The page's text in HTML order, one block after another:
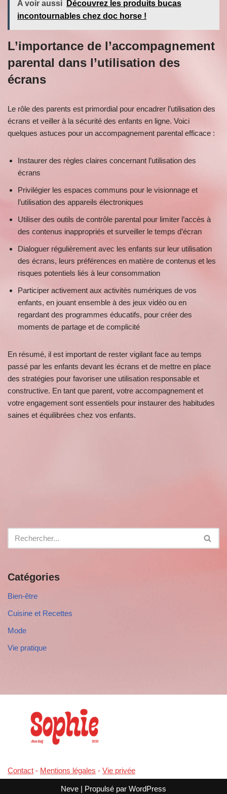
A voir aussi
Découvrez les produits bucas
incontournables chez doc horse !
L’importance de l’accompagnement
parental dans l’utilisation des
écrans
Le rôle des parents est primordial pour encadrer l’utilisation des
écrans et veiller à la sécurité des enfants en ligne. Voici
quelques astuces pour un accompagnement parental efficace :
Instaurer des règles claires concernant l’utilisation des
écrans
Privilégier les espaces communs pour le visionnage et
l’utilisation des appareils électroniques
Utiliser des outils de contrôle parental pour limiter l’accès à
des contenus inappropriés et surveiller le temps d’écran
Dialoguer régulièrement avec les enfants sur leur utilisation
des écrans, leurs préférences en matière de contenus et les
risques potentiels liés à leur consommation
Participer activement aux activités numériques de vos
enfants, en jouant ensemble à des jeux vidéo ou en
regardant des programmes éducatifs, pour créer des
moments de partage et de complicité
En résumé, il est important de rester vigilant face au temps
passé par les enfants devant les écrans et de mettre en place
des stratégies pour favoriser une utilisation responsable et
constructive. En tant que parent, votre accompagnement et
votre engagement sont essentiels pour instaurer des habitudes
saines et équilibrées chez vos enfants.
Catégories
Bien-être
Cuisine et Recettes
Mode
Vie pratique
Contact - Mentions légales - Vie privée
Neve | Propulsé par WordPress